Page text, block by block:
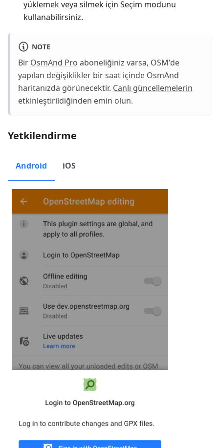
yüklemek veya silmek için Seçim modunu
kullanabilirsiniz.
NOTE
Bir OsmAnd Pro aboneliğiniz varsa, OSM'de
yapılan değişiklikler bir saat içinde OsmAnd
haritanızda görünecektir. Canlı güncellemelerin
etkinleştirildiğinden emin olun.
Yetkilendirme
Android iOS